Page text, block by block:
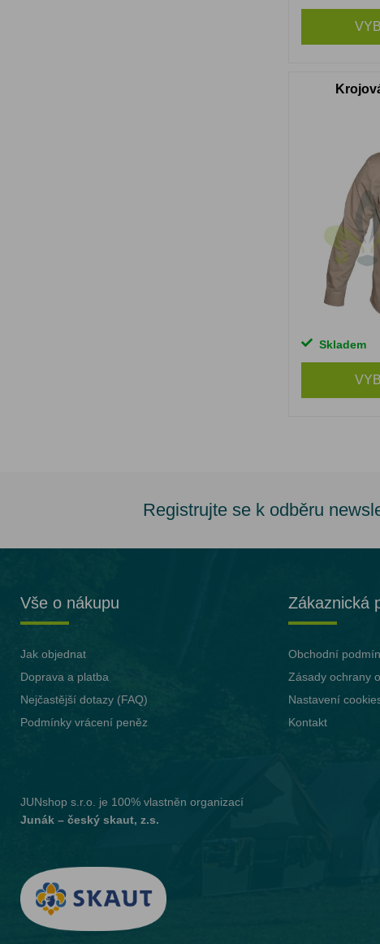
Skladem
Registrujte se k odběru
Vše o nákupu
Jak objednat
Doprava a platba
Nejčastější dotazy (FAQ)
Podmínky vrácení peněz
JUNshop s.r.o.
je 100% vlastněn organizací
Junák – český skaut, z.s.
Zákaznická
Obchodní
Zásady ochrany
Nastavení
Kontakt